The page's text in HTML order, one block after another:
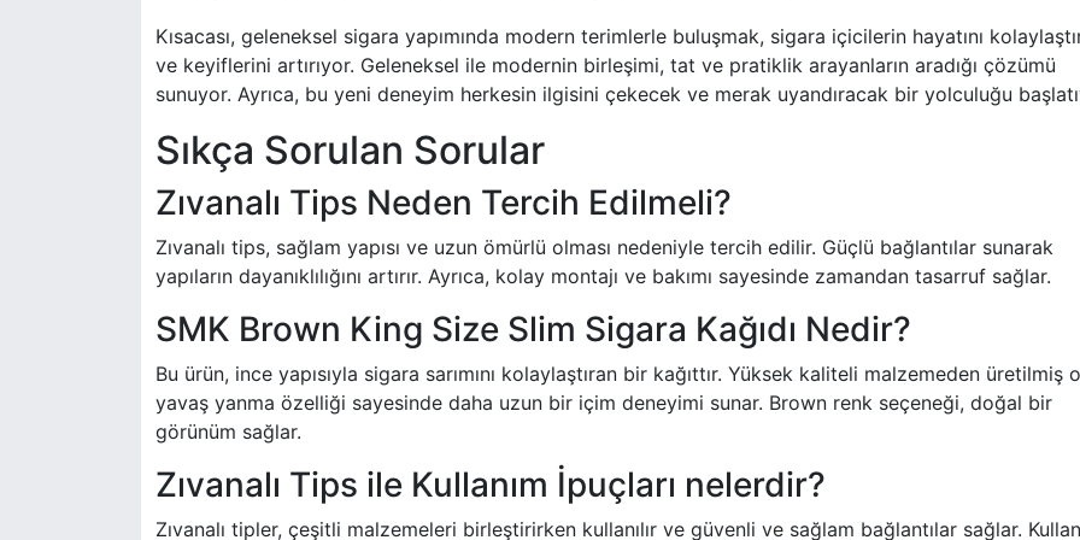
Kısacası, geleneksel sigara yapımında modern terimlerle buluşmak, sigara içicilerin hayatını
ve keyiflerini artırıyor. Geleneksel ile modernin birleşimi, tat ve pratiklik arayanların aradığı çözümü
sunuyor. Ayrıca, bu yeni deneyim herkesin ilgisini çekecek ve merak uyandıracak bir yolculuğu
Sıkça Sorulan Sorular
Zıvanalı Tips Neden Tercih Edilmeli?
Zıvanalı tips, sağlam yapısı ve uzun ömürlü olması nedeniyle tercih edilir. Güçlü bağlantılar sunarak
yapıların dayanıklılığını artırır. Ayrıca, kolay montajı ve bakımı sayesinde zamandan tasarruf sağlar.
SMK Brown King Size Slim Sigara Kağıdı Nedir?
Bu ürün, ince yapısıyla sigara sarımını kolaylaştıran bir kağıttır. Yüksek kaliteli malzemeden üretilmiş
yavaş yanma özelliği sayesinde daha uzun bir içim deneyimi sunar. Brown renk seçeneği, doğal bir
görünüm sağlar.
Zıvanalı Tips ile Kullanım İpuçları nelerdir?
Zıvanalı tipler, çeşitli malzemeleri birleştirirken kullanılır ve güvenli ve sağlam bağlantılar sağlar.